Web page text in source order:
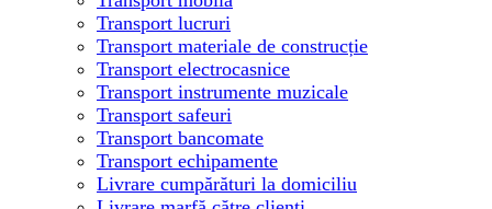
Transport lucruri
Transport materiale de construcție
Transport electrocasnice
Transport instrumente muzicale
Transport safeuri
Transport bancomate
Transport echipamente
Livrare cumpărături la domiciliu